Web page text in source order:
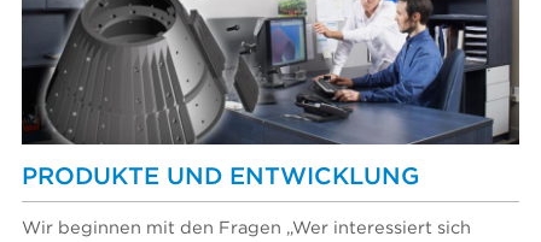
PRODUKTE UND ENTWICKLUNG
Wir beginnen mit den Fragen „Wer interessiert sich